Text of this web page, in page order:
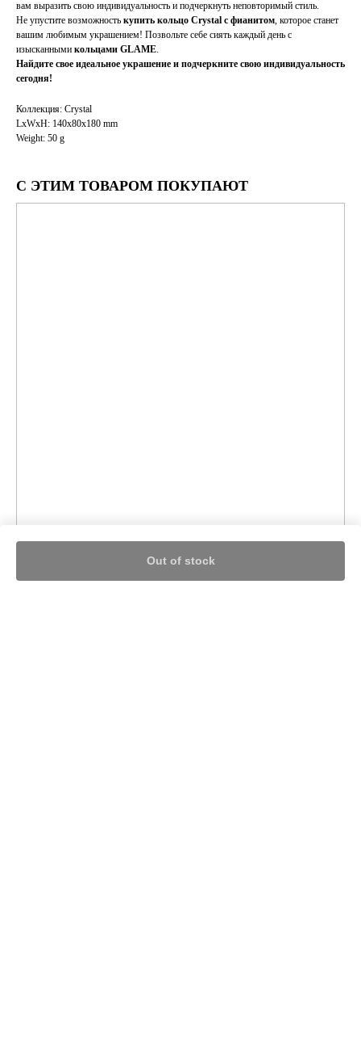
Out of stock
вам выразить свою индивидуальность и подчеркнуть неповторимый стиль.
Не упустите возможность купить кольцо Crystal с фианитом, которое станет
вашим любимым украшением! Позвольте себе сиять каждый день с
изысканными кольцами GLAME.
Найдите свое идеальное украшение и подчеркните свою индивидуальность
сегодня!
Коллекция: Crystal
LxWxH: 140x80x180 mm
Weight: 50 g
С ЭТИМ ТОВАРОМ ПОКУПАЮТ